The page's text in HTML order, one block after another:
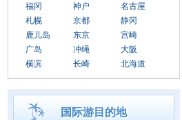
福冈 神户
名古屋
札幌
京都
静冈
鹿儿岛
东京
宫崎
广岛
冲绳
大阪
横滨
长崎 北海道
国际游目的地